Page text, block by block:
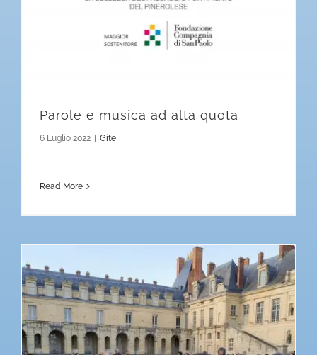
Parole e musica ad alta quota
6 Luglio 2022 Gite
Read More